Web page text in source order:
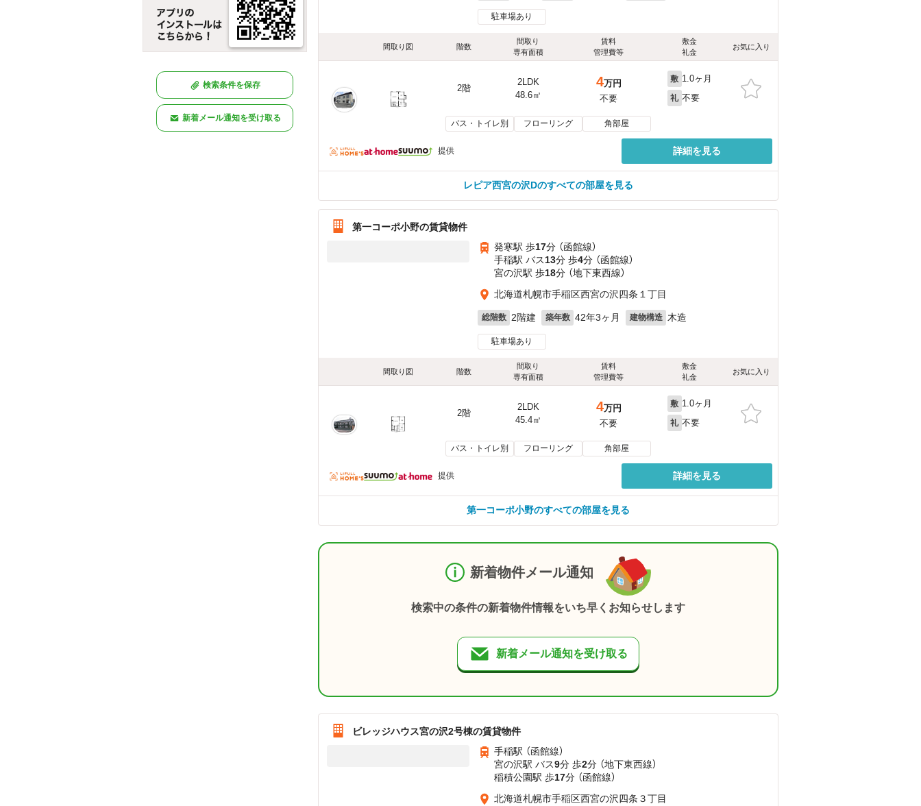
検索条件を保存
新着メール通知を受け取る
駐車場あり
間取り図 階数
間取り
専有面積
賃料
管理費等
敷金
礼金
お気に入り
2階
2LDK
48.6㎡
4万円
不要
敷 1.0ヶ月
礼 不要
バス・トイレ別 フローリング 角部屋
提供 詳細を見る
レピア西宮の沢Dのすべての部屋を見る
第一コーポ小野の賃貸物件
発寒駅 歩17分 （函館線）
手稲駅 バス13分 歩4分 （函館線）
宮の沢駅 歩18分 （地下東西線）
北海道札幌市手稲区西宮の沢四条１丁目
総階数 2階建 築年数 42年3ヶ月 建物構造 木造
駐車場あり
間取り図 階数
間取り
専有面積
賃料
管理費等
敷金
礼金
お気に入り
2階
2LDK
45.4㎡
4万円
不要
敷 1.0ヶ月
礼 不要
バス・トイレ別 フローリング 角部屋
提供 詳細を見る
第一コーポ小野のすべての部屋を見る
新着物件メール通知
検索中の条件の新着物件情報をいち早くお知らせします
新着メール通知を受け取る
ビレッジハウス宮の沢2号棟の賃貸物件
手稲駅 （函館線）
宮の沢駅 バス9分 歩2分 （地下東西線）
稲積公園駅 歩17分 （函館線）
北海道札幌市手稲区西宮の沢四条３丁目